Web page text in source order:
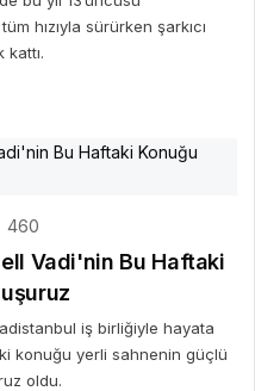
hızıyla sürürken şarkıcı
460
Vadi'nin Bu Haftaki
iş birliğiyle hayata
konuğu yerli sahnenin güçlü
oldu.